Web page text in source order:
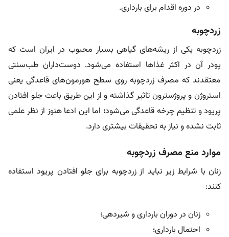
در دوره اقدام برای بارداری.
زردچوبه
زردچوبه یکی از ریشه‌های گیاهی بسیار محبوب در ایران است که
پودر آن در اکثر غذاها استفاده می‌شود. دوست‌داران طب‌سنتی
معتقدند که مصرف زردچوبه روی سطح هورمون‌های قاعدگی یعنی
استروژن و پروژسترون تاثیر گذاشته و از این طریق باعث جلو افتادن
پریود و تنظیم چرخه قاعدگی می‌شود؛ اما این ادعا هنوز از نظر علمی
ثابت نشده و نیاز به تحقیقات بیشتری دارد.
موارد منع مصرف زردچوبه
زنان با شرایط زیر نباید از زردچوبه برای جلو افتادن پریود استفاده
کنند:
زنان در دوران بارداری و شیردهی؛
احتمال بارداری؛